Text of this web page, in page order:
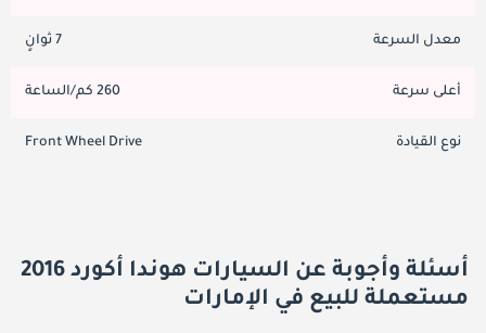
معدل السرعة 7 ثوانٍ
أعلى سرعة 260 كم/الساعة
نوع القيادة Front Wheel Drive
أسئلة وأجوبة عن السيارات هوندا أكورد 2016
مستعملة للبيع في الإمارات